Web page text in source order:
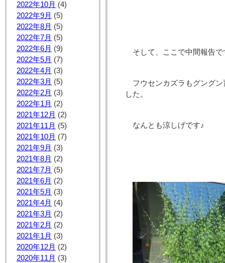
2022年10月 (4)
2022年9月 (5)
2022年8月 (5)
2022年7月 (5)
2022年6月 (9)
2022年5月 (7)
2022年4月 (3)
2022年3月 (5)
2022年2月 (3)
2022年1月 (2)
2021年12月 (2)
2021年11月 (5)
2021年10月 (7)
2021年9月 (3)
2021年8月 (2)
2021年7月 (5)
2021年6月 (2)
2021年5月 (3)
2021年4月 (4)
2021年3月 (2)
2021年2月 (2)
2021年1月 (3)
2020年12月 (2)
2020年11月 (3)
そして、ここで中間報告で
フウセンカズラもグング
した。
なんとも涼しげです♪